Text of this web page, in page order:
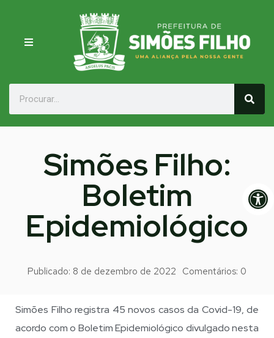
Simões Filho:
Boletim
Epidemiológico
Publicado: 8 de dezembro de 2022 Comentários: 0
Simões Filho registra 45 novos casos da Covid-19, de
acordo com o Boletim Epidemiológico divulgado nesta